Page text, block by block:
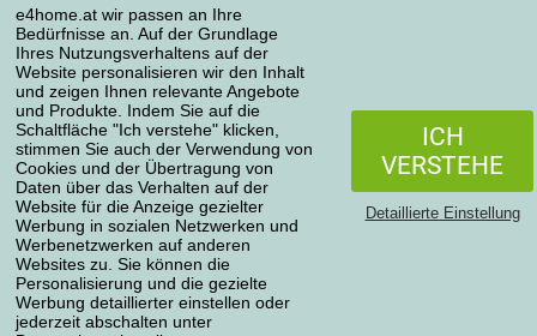
e4home.at wir passen an Ihre
Bedürfnisse an. Auf der Grundlage
Ihres Nutzungsverhaltens auf der
Website personalisieren wir den Inhalt
und zeigen Ihnen relevante Angebote
und Produkte. Indem Sie auf die
Schaltfläche "Ich verstehe" klicken,
stimmen Sie auch der Verwendung von
Cookies und der Übertragung von
Daten über das Verhalten auf der
Website für die Anzeige gezielter
Werbung in sozialen Netzwerken und
Werbenetzwerken auf anderen
Websites zu. Sie können die
Personalisierung und die gezielte
Werbung detaillierter einstellen oder
jederzeit abschalten unter
ICH
VERSTEHE
Detaillierte Einstellung
Transportarten
Zahlungsmethoden
Datenschutzerklärung